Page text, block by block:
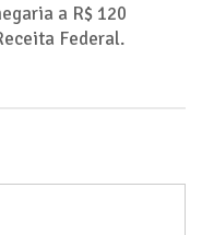
a R$ 120
Federal.